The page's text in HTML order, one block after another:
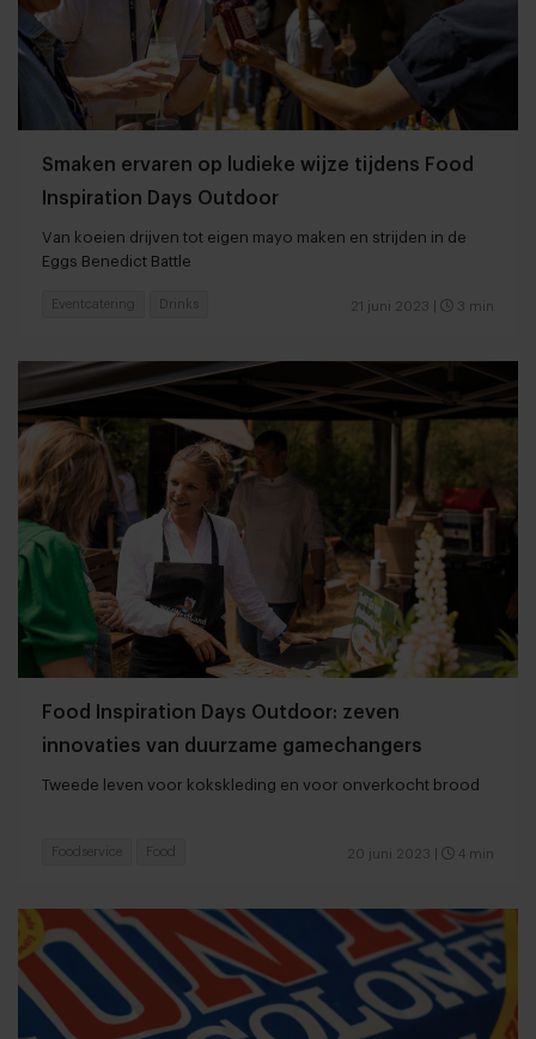
Smaken ervaren op ludieke wijze tijdens Food
Inspiration Days Outdoor
Van koeien drijven tot eigen mayo maken en strijden in de
Eggs Benedict Battle
21 juni 2023 3 min
Eventcatering Drinks
Food Inspiration Days Outdoor: zeven
innovaties van duurzame gamechangers
Tweede leven voor kokskleding en voor onverkocht brood
20 juni 2023 4 min
Foodservice Food